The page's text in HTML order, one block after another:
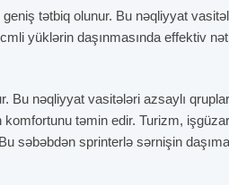
tətbiq olunur. Bu nəqliyyat
yüklərin daşınmasında effektiv
Bu nəqliyyat vasitələri azsaylı
təmin edir. Turizm,
səbəbdən sprinterlə sərnişin